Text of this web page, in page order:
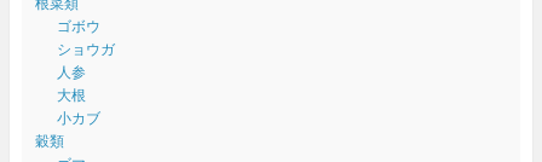
ゴボウ
ショウガ
人参
大根
小カブ
穀類